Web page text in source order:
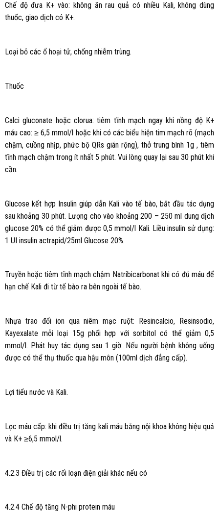
Chế độ đưa K+ vào: không ăn rau quả có nhiều Kali, không dùng
thuốc, giao dịch có K+.
Loại bỏ các ổ hoại tử, chống nhiễm trùng.
Thuốc
Calci gluconate hoặc clorua: tiêm tĩnh mạch ngay khi nồng độ K+
máu cao: ≥ 6,5 mmol/l hoặc khi có các biểu hiện tim mạch rõ (mạch
chậm, cuồng nhịp, phức bộ QRs giãn rộng), thở trung bình 1g , tiêm
tĩnh mạch chậm trong ít nhất 5 phút. Vui lòng quay lại sau 30 phút khi
cần.
Glucose kết hợp Insulin giúp dẫn Kali vào tế bào, bắt đầu tác dụng
sau khoảng 30 phút. Lượng cho vào khoảng 200 – 250 ml dung dịch
glucose 20% có thể giảm được 0,5 mmol/l Kali. Liều insulin sử dụng:
1 UI insulin actrapid/25ml Glucose 20%.
Truyền hoặc tiêm tĩnh mạch chậm Natribicarbonat khi có đủ máu để
hạn chế Kali đi từ tế bào ra bên ngoài tế bào.
Nhựa trao đổi ion qua niêm mạc ruột: Resincalcio, Resinsodio,
Kayexalate mỗi loại 15g phối hợp với sorbitol có thể giảm 0,5
mmol/l. Phát huy tác dụng sau 1 giờ. Nếu người bệnh không uống
được có thể thụ thuốc qua hậu môn (100ml dịch đẳng cấp).
Lợi tiểu nước và Kali.
Lọc máu cấp: khi điều trị tăng kali máu bằng nội khoa không hiệu quả
và K+ ≥6,5 mmol/l.
4.2.3 Điều trị các rối loạn điện giải khác nếu có
4.2.4 Chế độ tăng N-phi protein máu